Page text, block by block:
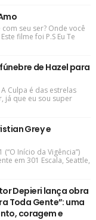
seu ser? Onde você
filme foi P.S Eu Te
de Hazel para
Culpa é das estrelas
já que eu sou super
Grey e
(“O Início da Vigência”)
em 301 Escala, Seattle,
Depieri lança obra
Toda Gente”: uma
coragem e